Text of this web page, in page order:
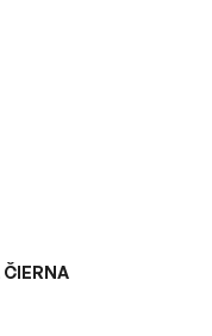
ČIERNA